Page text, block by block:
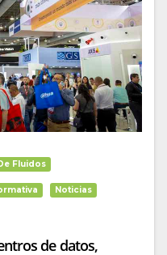
Fluidos
Noticias
de datos,